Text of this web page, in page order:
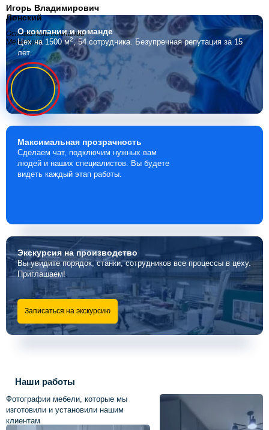
Игорь Владимирович
Лонский
Основатель компании
Мебелино
О компаниии команде
Цех на 1500 м2, 54 сотрудника. Безупречная репутация за 15
лет.
Максимальная прозрачность
Сделаем чат, подключим нужных вам
людей и наших специалистов. Вы будете
видеть каждый этап работы.
Экскурсияна производство
Вы увидите порядок, станки, сотрудников все процессы в цеху.
Приглашаем!
Записаться на экскурсию
Наши работы
Фотографии мебели, которые мы
изготовили и установили нашим
клиентам